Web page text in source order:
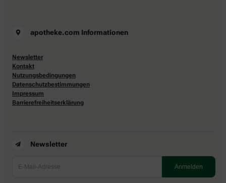
apotheke.com Informationen
Newsletter
Kontakt
Nutzungsbedingungen
Datenschutzbestimmungen
Impressum
Barrierefreiheitserklärung
Newsletter